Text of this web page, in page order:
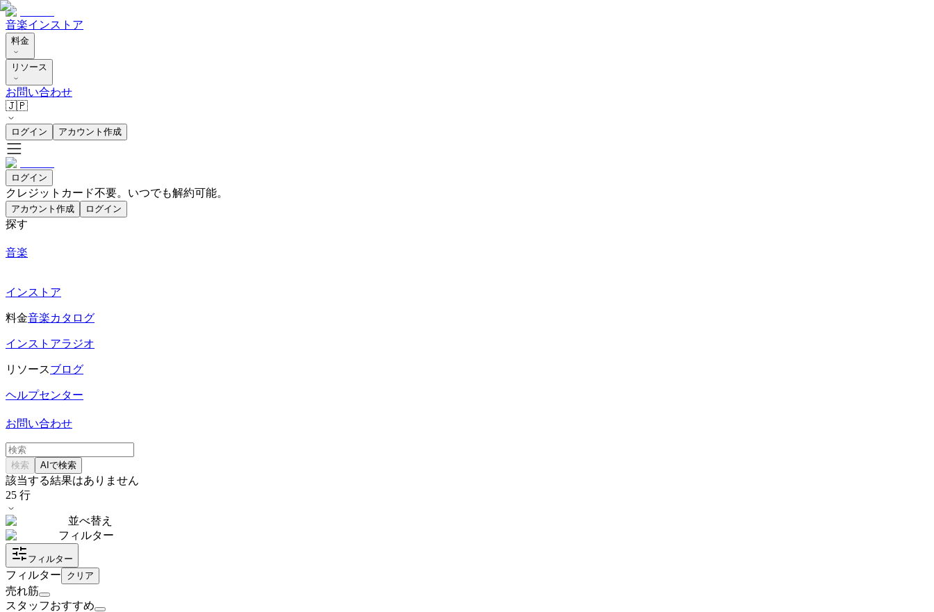
音楽インストア
料金
リソース
お問い合わせ
🇯🇵
ログイン アカウント作成
ログイン
クレジットカード不要。いつでも解約可能。
アカウント作成 ログイン
探す
音楽
インストア
料金音楽カタログ
インストアラジオ
リソースブログ
ヘルプセンター
お問い合わせ
検索 AIで検索
該当する結果はありません
25 行
並べ替え
フィルター
フィルター
フィルター クリア
売れ筋
スタッフおすすめ